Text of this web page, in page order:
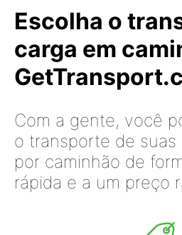
Escolha o
carga em
Com a gente, você
o transporte de suas
por caminhão de
rápida e a um preço